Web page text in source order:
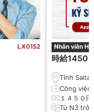
LX0152 Nhân viên
時給1450
Tỉnh
Công việc
１４５０
Từ N3 trở